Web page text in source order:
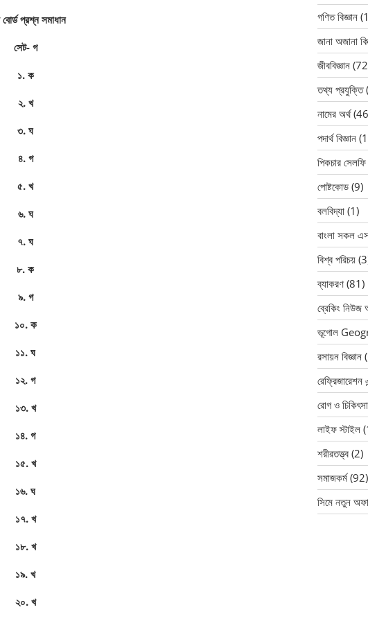
বোর্ড প্রশ্ন সমাধান
সেট- গ
১. ক
২. খ
৩. ঘ
৪. গ
৫. খ
৬. ঘ
৭. ঘ
৮. ক
৯. গ
১০. ক
১১. ঘ
১২. গ
১৩. খ
১৪. গ
১৫. খ
১৬. ঘ
১৭. খ
১৮. খ
১৯. খ
২০. খ
গণিত বিজ্ঞান
জানা অজানা
জীববিজ্ঞান
তথ্য প্রযুক্তি
নামের অর্থ
পদার্থ বিজ্ঞান
পিকচার
পোষ্টকোড (9)
বলবিদ্যা (1)
বাংলা সকল
বিশ্ব পরিচয়
ব্যাকরণ (81)
ব্রেকিং নিউজ
ভূগোল
রসায়ন বিজ্ঞান
রেফ্রিজারেশন
রোগ ও চিকিৎসা
লাইফ স্টাইল
শরীরতত্ত্ব (2)
সমাজকর্ম(92)
সিমে নতুন